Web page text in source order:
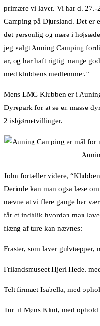
primære vi laver. Vi har d. 27.-
Camping på Djursland. Det er
det personlig og nære i
jeg valgt Auning Camping
år, og har haft rigtig mange
med klubbens medlemmer.”
Mens LMC Klubben er i
Dyrepark for at se en masse
2 isbjørnetvillinger.
John fortæller videre,
Derinde kan man også læse
nævne at vi flere gange har
får et indblik hvordan man
flæng af ture kan nævnes:
Fraster, som laver gulvtæpper,
Frilandsmuseet Hjerl Hede,
Telt firmaet Isabella, med
Tur til Møns Klint, med